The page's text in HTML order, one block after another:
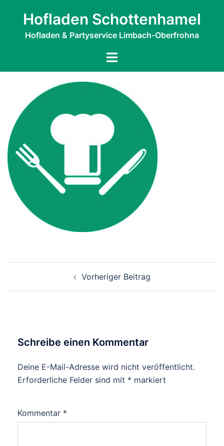
springen
Hofladen Schottenhamel
Hofladen & Partyservice Limbach-Oberfrohna
Menü
Vorheriger Beitrag
Schreibe einen Kommentar
Deine E-Mail-Adresse wird nicht veröffentlicht.
Erforderliche Felder sind mit * markiert
Kommentar *